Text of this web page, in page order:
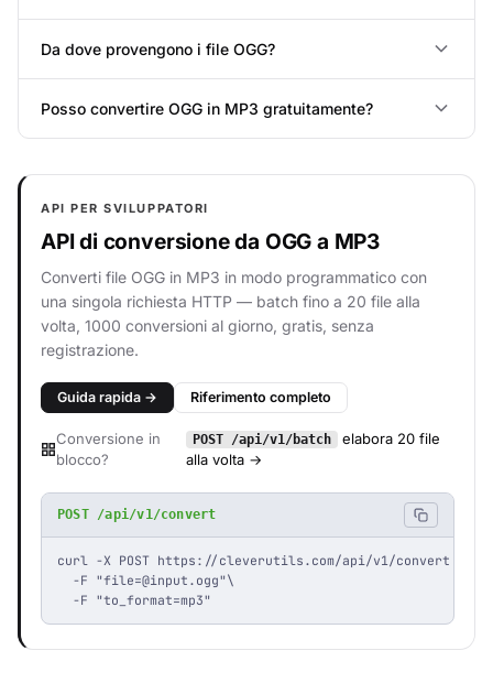
Da dove provengono i file OGG?
Posso convertire OGG in MP3 gratuitamente?
API PER SVILUPPATORI
API di conversione da OGG a MP3
Converti file OGG in MP3 in modo programmatico con
una singola richiesta HTTP — batch fino a 20 file alla
volta, 1000 conversioni al giorno, gratis, senza
registrazione.
Guida rapida → Riferimento completo
Conversione in
blocco?
POST /api/v1/batch elabora 20 file
alla volta →
POST /api/v1/convert
curl -X POST https://cleverutils.com/api/v1/convert \
  -F "
file=@input.ogg"\
  -F "to_format=mp3"